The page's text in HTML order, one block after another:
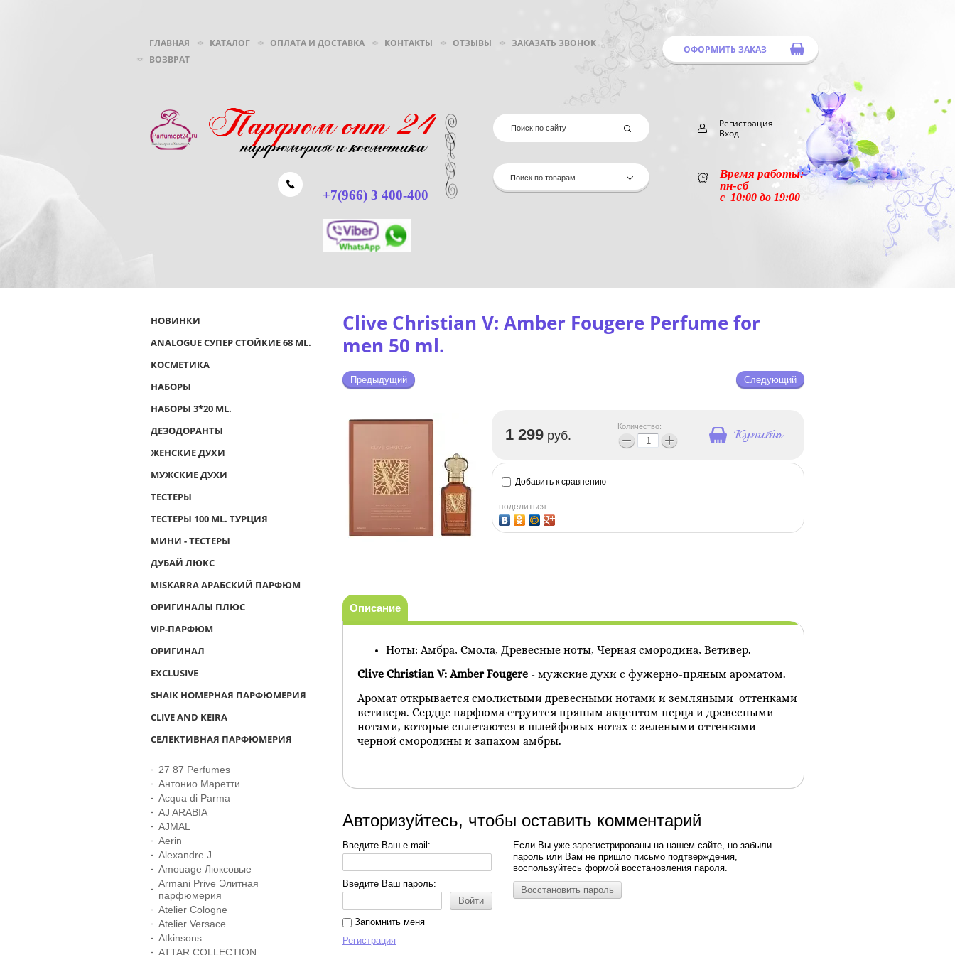
ГЛАВНАЯ КАТАЛОГ ОПЛАТА И ДОСТАВКА КОНТАКТЫ ОТЗЫВЫ
ЗАКАЗАТЬ ЗВОНОК
ВОЗВРАТ
ОФОРМИТЬ ЗАКАЗ
+7(966) 3 400-400
Поиск по товарам
Регистрация
Вход
Время работы:
пн-сб
с 10:00 до 19:00
Clive Christian V: Amber Fougere Perfume for
men 50 ml.
Предыдущий Следующий
1 299 руб.
Количество:
− +
Добавить к сравнению
поделиться
Описание
Ноты: Амбра, Смола, Древесные ноты, Черная смородина, Ветивер.
Clive Christian V: Amber Fougere - мужские духи с фужерно-пряным ароматом.
Аромат открывается смолистыми древесными нотами и земляными оттенками
ветивера. Сердце парфюма струится пряным акцентом перца и древесными
нотами, которые сплетаются в шлейфовых нотах с зелеными оттенками
черной смородины и запахом амбры.
Авторизуйтесь, чтобы оставить комментарий
Введите Ваш e-mail:
Введите Ваш пароль:
Войти
Запомнить меня
Регистрация
Если Вы уже зарегистрированы на нашем сайте, но забыли
пароль или Вам не пришло письмо подтверждения,
воспользуйтесь формой восстановления пароля.
Восстановить пароль
НОВИНКИ
ANALOGUE СУПЕР СТОЙКИЕ 68 ML.
КОСМЕТИКА
НАБОРЫ
НАБОРЫ 3*20 ML.
ДЕЗОДОРАНТЫ
ЖЕНСКИЕ ДУХИ
МУЖСКИЕ ДУХИ
ТЕСТЕРЫ
ТЕСТЕРЫ 100 ML. ТУРЦИЯ
МИНИ - ТЕСТЕРЫ
ДУБАЙ ЛЮКС
MISKARRA АРАБСКИЙ ПАРФЮМ
ОРИГИНАЛЫ ПЛЮС
VIP-ПАРФЮМ
ОРИГИНАЛ
EXCLUSIVE
SHAIK НОМЕРНАЯ ПАРФЮМЕРИЯ
CLIVE AND KEIRA
СЕЛЕКТИВНАЯ ПАРФЮМЕРИЯ
27 87 Perfumes
Антонио Маретти
Acqua di Parma
AJ ARABIA
AJMAL
Aerin
Alexandre J.
Amouage Люксовые
Armani Prive Элитная
парфюмерия
Atelier Cologne
Atelier Versace
Atkinsons
ATTAR COLLECTION